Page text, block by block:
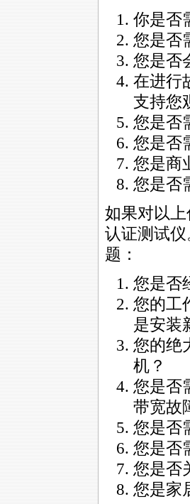
你是否
您是否
您是否
在进行
支持您
您是否
您是否
您是商
您是否
如果对以
认证测试
题：
您是否
您的工
是安装
您的绝
机？
您是否
带宽故
您是否
您是否
您是否
您是家